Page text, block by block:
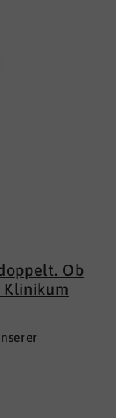
und
Ob
Klinikum